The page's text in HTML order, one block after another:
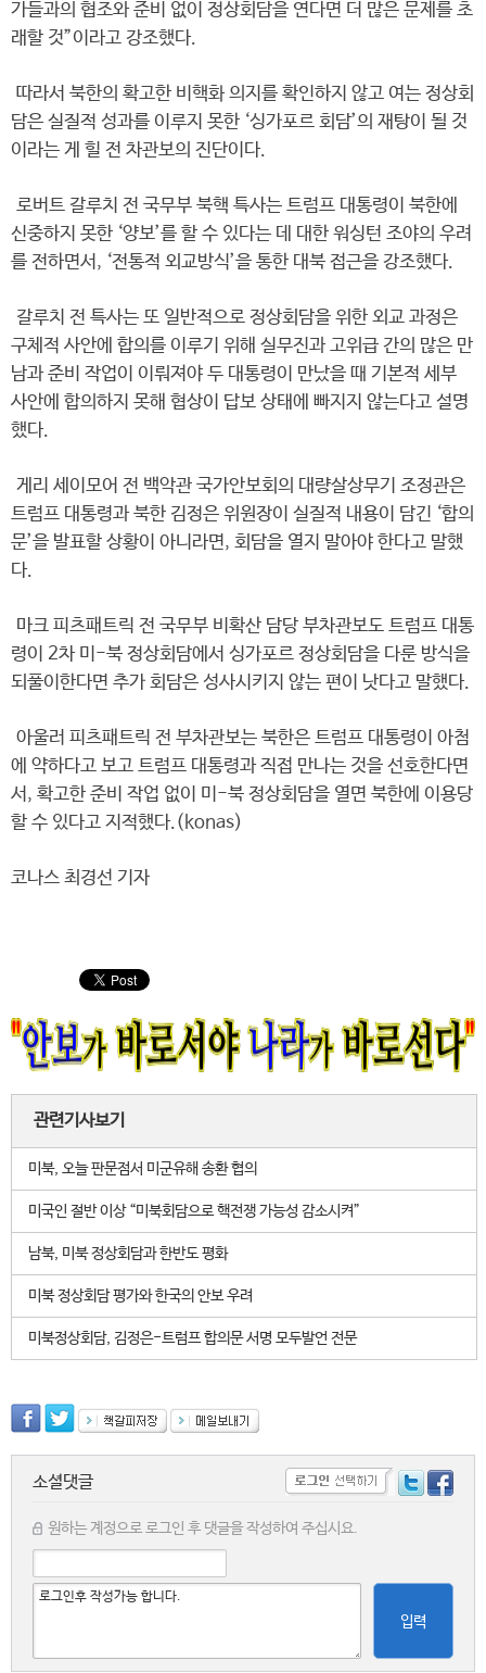
가들과의 협조와 준비 없이 정상회담을 연다면 더 많은 문제를 초
래할 것”이라고 강조했다.
따라서 북한의 확고한 비핵화 의지를 확인하지 않고 여는 정상회
담은 실질적 성과를 이루지 못한 ‘싱가포르 회담’의 재탕이 될 것
이라는 게 힐 전 차관보의 진단이다.
로버트 갈루치 전 국무부 북핵 특사는 트럼프 대통령이 북한에
신중하지 못한 ‘양보’를 할 수 있다는 데 대한 워싱턴 조야의 우려
를 전하면서, ‘전통적 외교방식’을 통한 대북 접근을 강조했다.
갈루치 전 특사는 또 일반적으로 정상회담을 위한 외교 과정은
구체적 사안에 합의를 이루기 위해 실무진과 고위급 간의 많은 만
남과 준비 작업이 이뤄져야 두 대통령이 만났을 때 기본적 세부
사안에 합의하지 못해 협상이 답보 상태에 빠지지 않는다고 설명
했다.
게리 세이모어 전 백악관 국가안보회의 대량살상무기 조정관은
트럼프 대통령과 북한 김정은 위원장이 실질적 내용이 담긴 ‘합의
문’을 발표할 상황이 아니라면, 회담을 열지 말아야 한다고 말했
다.
마크 피츠패트릭 전 국무부 비확산 담당 부차관보도 트럼프 대통
령이 2차 미-북 정상회담에서 싱가포르 정상회담을 다룬 방식을
되풀이한다면 추가 회담은 성사시키지 않는 편이 낫다고 말했다.
아울러 피츠패트릭 전 부차관보는 북한은 트럼프 대통령이 아첨
에 약하다고 보고 트럼프 대통령과 직접 만나는 것을 선호한다면
서, 확고한 준비 작업 없이 미-북 정상회담을 열면 북한에 이용당
할 수 있다고 지적했다.(konas)
코나스 최경선 기자
관련기사보기
미북, 오늘 판문점서 미군유해 송환 협의
미국인 절반 이상 “미북회담으로 핵전쟁 가능성 감소시켜”
남북, 미북 정상회담과 한반도 평화
미북 정상회담 평가와 한국의 안보 우려
미북정상회담, 김정은-트럼프 합의문 서명 모두발언 전문
소셜댓글
원하는 계정으로 로그인 후 댓글을 작성하여 주십시요.
입력